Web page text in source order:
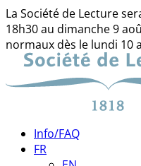
La Société de Lecture
18h30 au dimanche 9
normaux dès le lundi 10
Skip
content
Info/FAQ
FR